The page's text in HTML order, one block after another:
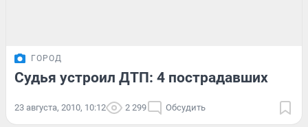
ГОРОД
Судья устроил ДТП: 4 пострадавших
23 августа, 2010, 10:12 2 299 Обсудить